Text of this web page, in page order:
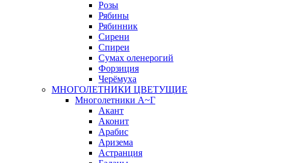
Розы
Рябины
Рябинник
Сирени
Спиреи
Сумах оленерогий
Форзиция
Черёмуха
МНОГОЛЕТНИКИ ЦВЕТУЩИЕ
Многолетники А~Г
Акант
Аконит
Арабис
Аризема
Астранция